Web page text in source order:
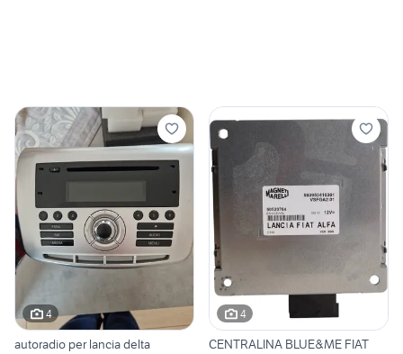
4
autoradio per lancia delta
4
CENTRALINA BLUE&ME FIAT